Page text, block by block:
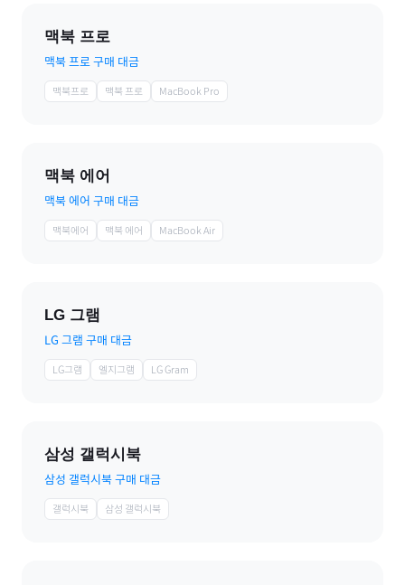
맥북 프로
맥북 프로 구매 대금
맥북프로 맥북 프로 MacBook Pro
맥북 에어
맥북 에어 구매 대금
맥북에어 맥북 에어 MacBook Air
LG 그램
LG 그램 구매 대금
LG그램 엘지그램 LG Gram
삼성 갤럭시북
삼성 갤럭시북 구매 대금
갤럭시북 삼성 갤럭시북